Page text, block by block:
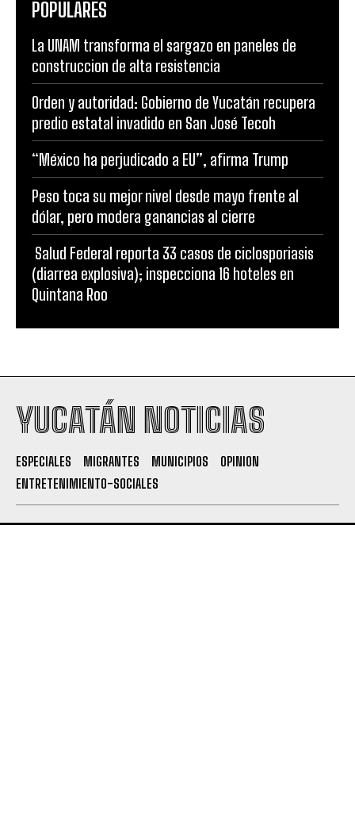
POPULARES
La UNAM transforma el sargazo en paneles de
construccion de alta resistencia
Orden y autoridad: Gobierno de Yucatán recupera
predio estatal invadido en San José Tecoh
“México ha perjudicado a EU”, afirma Trump
Peso toca su mejor nivel desde mayo frente al
dólar, pero modera ganancias al cierre
Salud Federal reporta 33 casos de ciclosporiasis
(diarrea explosiva); inspecciona 16 hoteles en
Quintana Roo
YUCATÁN NOTICIAS
ESPECIALES MIGRANTES MUNICIPIOS
OPINION
ENTRETENIMIENTO-SOCIALES